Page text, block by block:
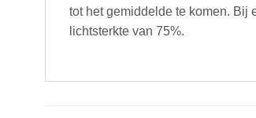
tot het gemiddelde te komen. Bij
lichtsterkte van 75%.